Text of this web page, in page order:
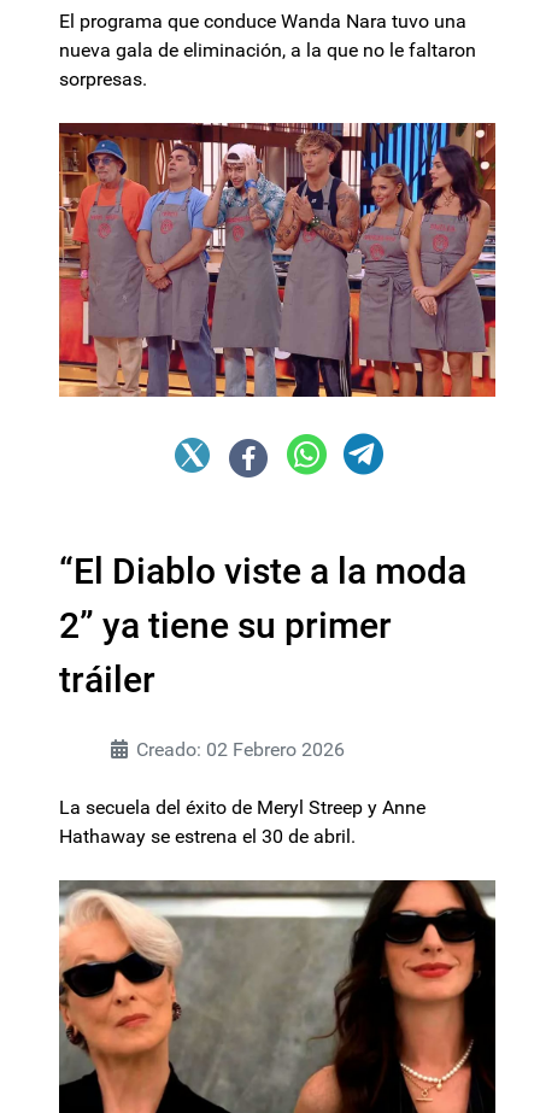
El programa que conduce Wanda Nara tuvo una
nueva gala de eliminación, a la que no le faltaron
sorpresas.
“El Diablo viste a la moda
2” ya tiene su primer
tráiler
Creado: 02 Febrero 2026
La secuela del éxito de Meryl Streep y Anne
Hathaway se estrena el 30 de abril.